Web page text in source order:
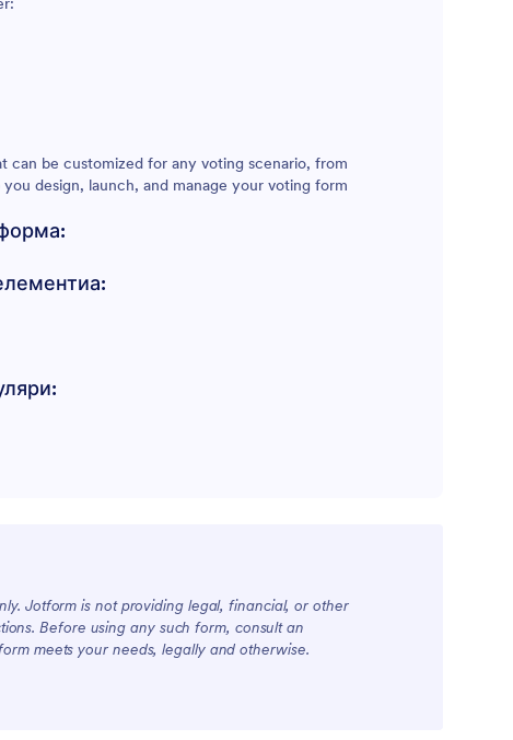
be customized for any voting scenario, from
design, launch, and manage your voting form
Jotform is not providing legal, financial, or other
Before using any such form, consult an
meets your needs, legally and otherwise.